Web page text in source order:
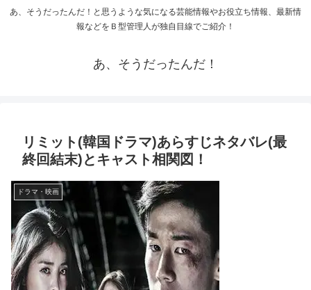
あ、そうだったんだ！と思うような気になる芸能情報やお役立ち情報、最新情
報などをＢ型管理人が独自目線でご紹介！
あ、そうだったんだ！
リミット(韓国ドラマ)あらすじネタバレ(最
終回結末)とキャスト相関図！
ドラマ・映画